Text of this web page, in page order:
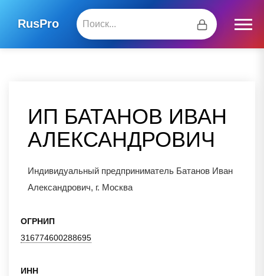
RusPro
ИП БАТАНОВ ИВАН
АЛЕКСАНДРОВИЧ
Индивидуальный предприниматель Батанов Иван
Александрович, г. Москва
ОГРНИП
316774600288695
ИНН